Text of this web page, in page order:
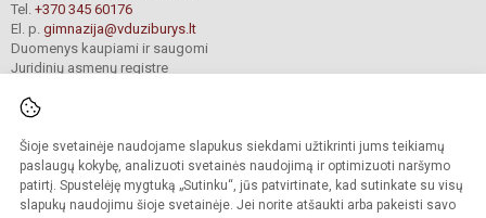
Šioje svetainėje naudojame slapukus siekdami užtikrinti jums teikiamų
paslaugų kokybę, analizuoti svetainės naudojimą ir optimizuoti naršymo
patirtį. Spustelėję mygtuką „Sutinku“, jūs patvirtinate, kad sutinkate su visų
slapukų naudojimu šioje svetainėje. Jei norite atšaukti arba pakeisti savo
Tel. +370 345 60176
El. p. gimnazija@vduziburys.lt
Duomenys kaupiami ir saugomi
Juridinių asmenų registre
© 2024. VDU Šakių „Žiburio“ gimnazija. Visos teisės saugomos.
Kopijuoti turinį be raštiško gimnazijos sutikimo griežtai draudžiama.